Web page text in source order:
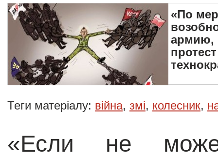
«По
армию,
Теги матеріалу: війна, змі, колесник,
«Если не